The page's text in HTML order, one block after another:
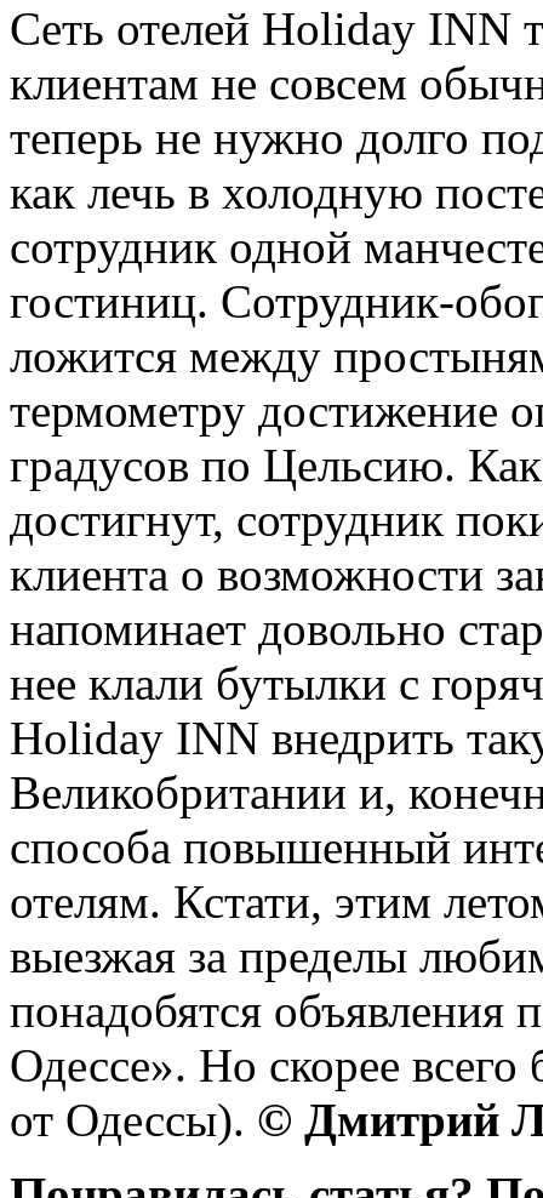
Сеть отелей Holiday INN
клиентам не совсем
теперь не нужно долго
как лечь в холодную
сотрудник одной
гостиниц. Сотрудник-
ложится между
термометру достижение
градусов по Цельсию.
достигнут, сотрудник
клиента о возможности
напоминает довольно
нее клали бутылки с
Holiday INN внедрить
Великобритании и,
способа повышенный
отелям. Кстати, этим
выезжая за пределы
понадобятся объявления
Одессе». Но скорее
от Одессы). © Дмитрий